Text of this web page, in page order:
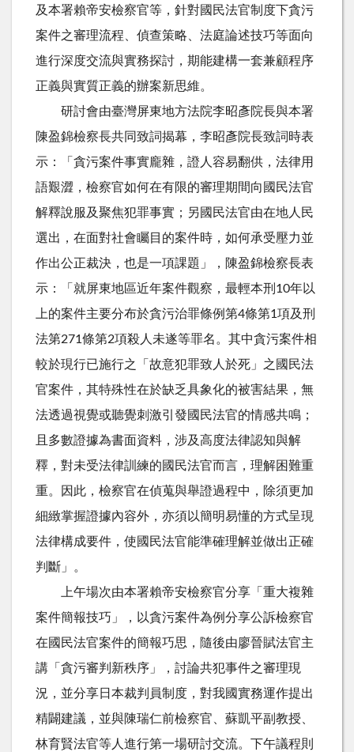
及本署賴帝安檢察官等，針對國民法官制度下貪污
案件之審理流程、偵查策略、法庭論述技巧等面向
進行深度交流與實務探討，期能建構一套兼顧程序
正義與實質正義的辦案新思維。
研討會由臺灣屏東地方法院李昭彥院長與本署
陳盈錦檢察長共同致詞揭幕，李昭彥院長致詞時表
示：「貪污案件事實龐雜，證人容易翻供，法律用
語艱澀，檢察官如何在有限的審理期間向國民法官
解釋說服及聚焦犯罪事實；另國民法官由在地人民
選出，在面對社會矚目的案件時，如何承受壓力並
作出公正裁決，也是一項課題」，陳盈錦檢察長表
示：「就屏東地區近年案件觀察，最輕本刑10年以
上的案件主要分布於貪污治罪條例第4條第1項及刑
法第271條第2項殺人未遂等罪名。其中貪污案件相
較於現行已施行之「故意犯罪致人於死」之國民法
官案件，其特殊性在於缺乏具象化的被害結果，無
法透過視覺或聽覺刺激引發國民法官的情感共鳴；
且多數證據為書面資料，涉及高度法律認知與解
釋，對未受法律訓練的國民法官而言，理解困難重
重。因此，檢察官在偵蒐與舉證過程中，除須更加
細緻掌握證據內容外，亦須以簡明易懂的方式呈現
法律構成要件，使國民法官能準確理解並做出正確
判斷」。
上午場次由本署賴帝安檢察官分享「重大複雜
案件簡報技巧」，以貪污案件為例分享公訴檢察官
在國民法官案件的簡報巧思，隨後由廖晉賦法官主
講「貪污審判新秩序」，討論共犯事件之審理現
況，並分享日本裁判員制度，對我國實務運作提出
精闢建議，並與陳瑞仁前檢察官、蘇凱平副教授、
林育賢法官等人進行第一場研討交流。下午議程則